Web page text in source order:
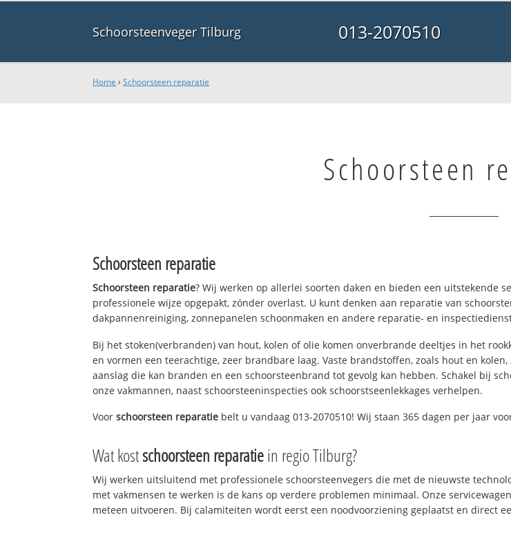
Schoorsteenveger Tilburg 013-2070510
Home ›Schoorsteen reparatie
Schoorsteen
Schoorsteen reparatie
Schoorsteen reparatie? Wij werken op allerlei soorten daken en bieden een uitstekende
professionele wijze opgepakt, zónder overlast. U kunt denken aan reparatie van
dakpannenreiniging, zonnepanelen schoonmaken en andere reparatie- en
Bij het stoken(verbranden) van hout, kolen of olie komen onverbrande deeltjes in het
en vormen een teerachtige, zeer brandbare laag. Vaste brandstoffen, zoals hout en
aanslag die kan branden en een schoorsteenbrand tot gevolg kan hebben. Schakel bij
onze vakmannen, naast schoorsteeninspecties ook schoorstseenlekkages verhelpen.
Voorschoorsteen reparatie belt u vandaag 013-2070510! Wij staan 365 dagen per jaar
Wat kostschoorsteen reparatiein regio Tilburg?
Wij werken uitsluitend met professionele schoorsteenvegers die met de nieuwste
met vakmensen te werken is de kans op verdere problemen minimaal. Onze
meteen uitvoeren. Bij calamiteiten wordt eerst een noodvoorziening geplaatst en direct